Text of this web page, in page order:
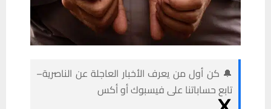
🔔 كن أول من يعرف الأخبار العاجلة عن الناصرية–
تابع حساباتنا على فيسبوك أو أكس